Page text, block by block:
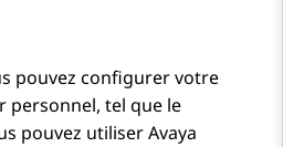
pouvez configurer votre
personnel, tel que le
pouvez utiliserAvaya